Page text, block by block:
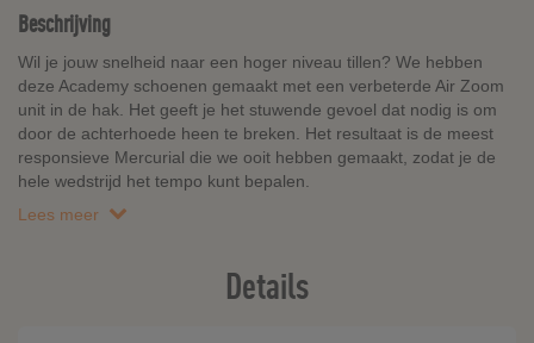
Beschrijving
Wil je jouw snelheid naar een hoger niveau tillen? We hebben
deze Academy schoenen gemaakt met een verbeterde Air Zoom
unit in de hak. Het geeft je het stuwende gevoel dat nodig is om
door de achterhoede heen te breken. Het resultaat is de meest
responsieve Mercurial die we ooit hebben gemaakt, zodat je de
hele wedstrijd het tempo kunt bepalen.
Lees meer
Details